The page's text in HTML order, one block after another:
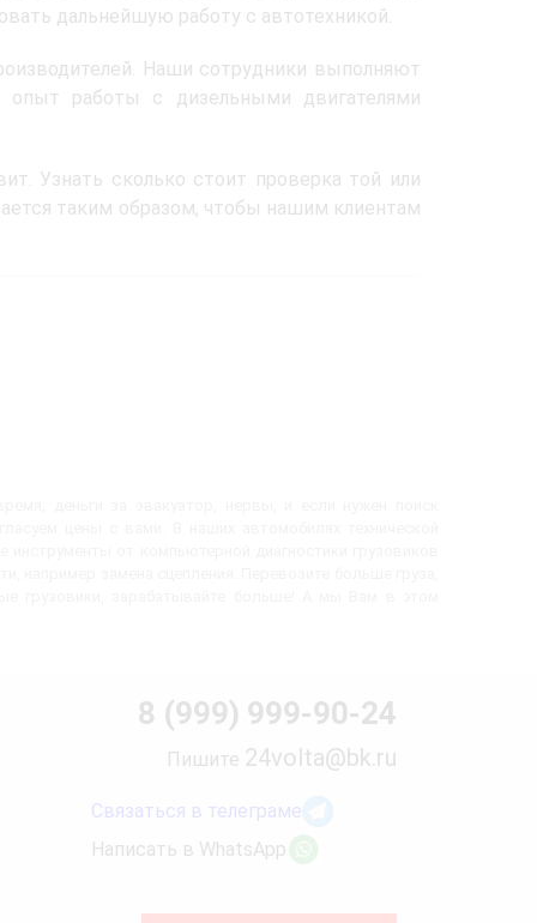
дальнейшую работу с автотехникой.
Наши сотрудники выполняют
работы с дизельными двигателями
Узнать сколько стоит проверка той или
таким образом, чтобы нашим клиентам
8 (999) 999-90-24
Пишите 24volta@bk.ru
Связаться в телеграме
Написать в WhatsApp